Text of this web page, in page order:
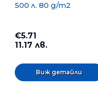
500 л. 80 g/m2
€5.71
11.17 лв.
Виж детайли